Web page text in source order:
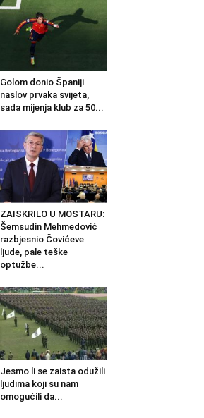
Golom donio Španiji
naslov prvaka svijeta,
sada mijenja klub za 50...
ZAISKRILO U MOSTARU:
Šemsudin Mehmedović
razbjesnio Čovićeve
ljude, pale teške
optužbe...
Jesmo li se zaista odužili
ljudima koji su nam
omogućili da...